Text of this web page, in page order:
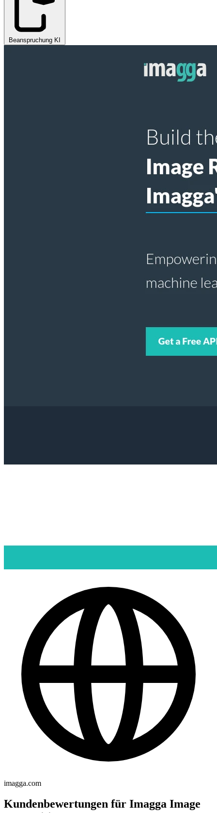
Beanspruchung KI
imagga.com
Kundenbewertungen für Imagga Image